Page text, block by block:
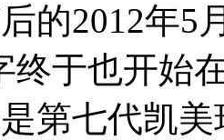
的2012年5
终于也开始
第七代凯